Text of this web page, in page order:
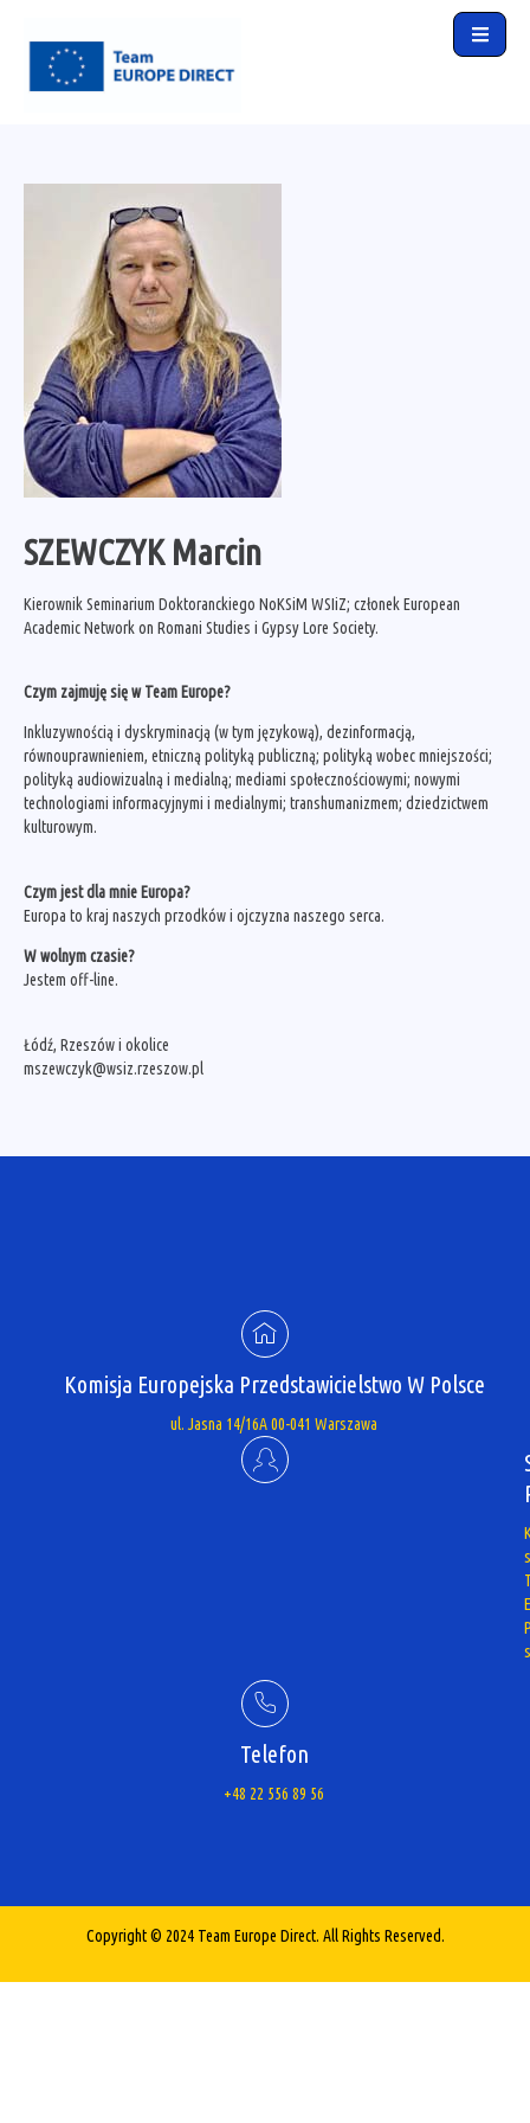
SZEWCZYK Marcin
Kierownik Seminarium Doktoranckiego NoKSiM WSIiZ; członek European
Academic Network on Romani Studies i Gypsy Lore Society.
Czym zajmuję się w Team Europe?
Inkluzywnością i dyskryminacją (w tym językową), dezinformacją,
równouprawnieniem, etniczną polityką publiczną; polityką wobec mniejszości;
polityką audiowizualną i medialną; mediami społecznościowymi; nowymi
technologiami informacyjnymi i medialnymi; transhumanizmem; dziedzictwem
kulturowym.
Czym jest dla mnie Europa?
Europa to kraj naszych przodków i ojczyzna naszego serca.
W wolnym czasie?
Jestem off-line.
Łódź, Rzeszów i okolice
mszewczyk@wsiz.rzeszow.pl
Komisja Europejska Przedstawicielstwo W Polsce
ul. Jasna 14/16A 00-041 Warszawa
Telefon
+48 22 556 89 56
Copyright © 2024 Team Europe Direct. All Rights Reserved.